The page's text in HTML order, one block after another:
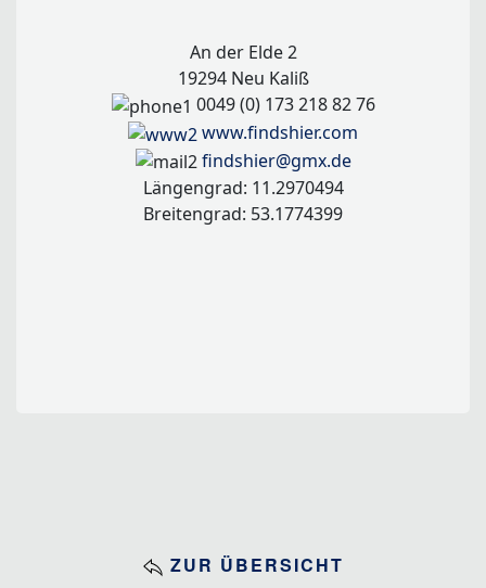
An der Elde 2
19294 Neu Kaliß
0049 (0) 173 218 82 76
www.findshier.com
findshier@gmx.de
Längengrad: 11.2970494
Breitengrad: 53.1774399
ZUR ÜBERSICHT